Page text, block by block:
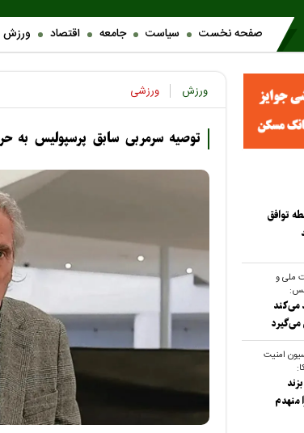
صفحه نخست سیاست جامعه اقتصاد ورزش
ورزش ورزشی
توصیه سرمربی سابق پرسپولیس به
توافق
ملی و
می‌کند
امنیت
منهدم